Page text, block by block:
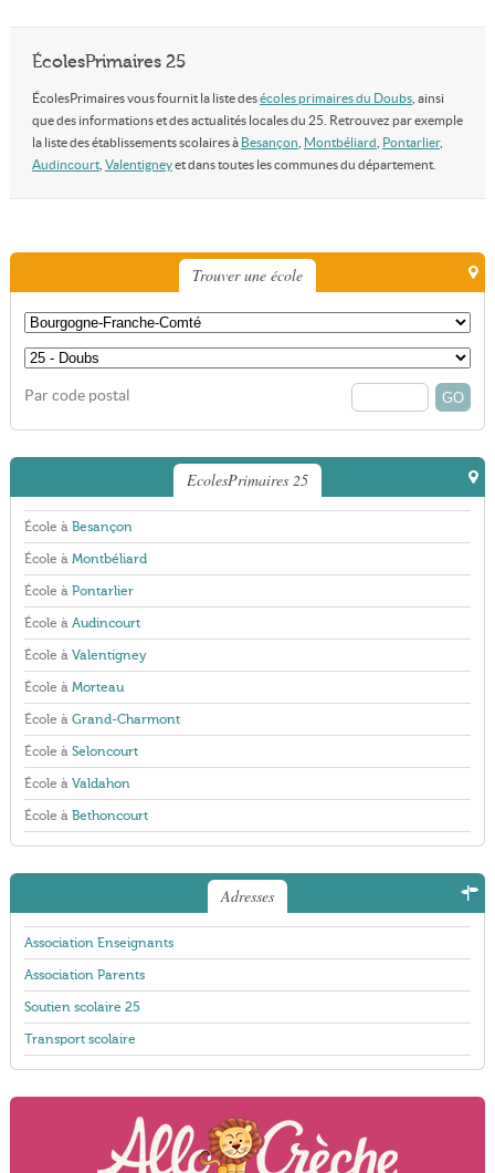
ÉcolesPrimaires 25
ÉcolesPrimaires vous fournit la liste desécoles primaires du Doubs, ainsi
que des informations et des actualités locales du 25. Retrouvez par exemple
la liste des établissements scolaires à Besançon Montbéliard Pontarlier,
Audincourt, Valentigneyet dans toutes les communes du département.
Trouver une école
Par code postal
EcolesPrimaires 25
École à Besançon
École à Montbéliard
École à Pontarlier
École à Audincourt
École à Valentigney
École à Morteau
École à Grand-Charmont
École à Seloncourt
École à Valdahon
École à Bethoncourt
Adresses
Association Enseignants
Association Parents
Soutien scolaire 25
Transport scolaire